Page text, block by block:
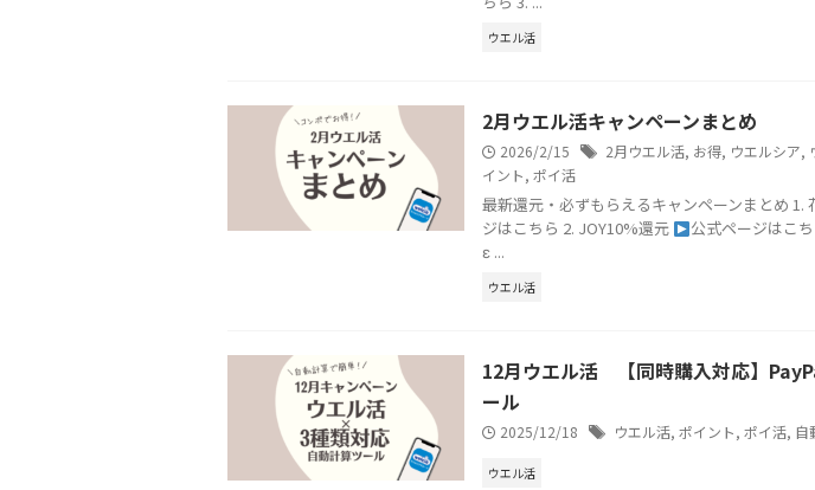
ウエル活
2月ウエル活キャンペーンまとめ
2026/2/15 2月ウエル活, お得, ウエルシア,
イント, ポイ活
最新還元・必ずもらえるキャンペーンまとめ 1.
ジはこちら 2. JOY10%還元
公式ページはこ
ɛ ...
ウエル活
12月ウエル活 【同時購入対応】
ール
2025/12/18 ウエル活, ポイント, ポイ活, 自
ウエル活